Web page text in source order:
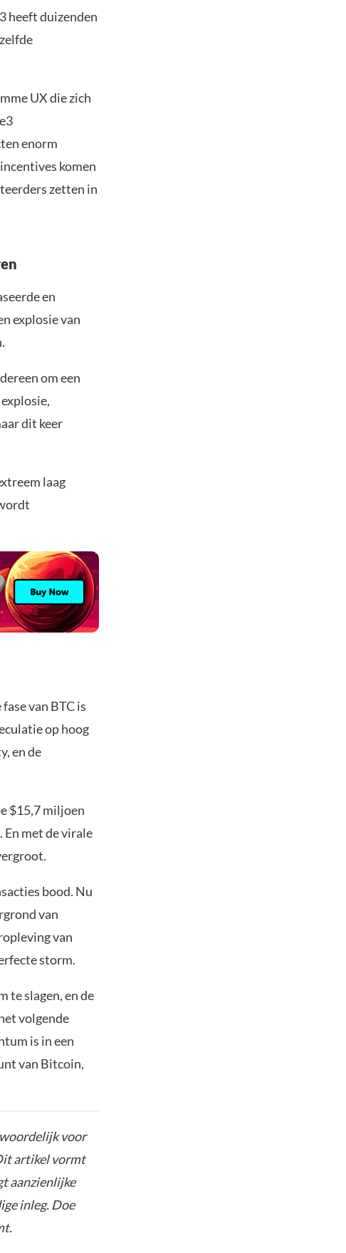
heeft duizenden
UX die zich
enorm
komen
zetten in
en
explosie van
om een
dit keer
laag
van BTC is
op hoog
en de
$15,7 miljoen
met de virale
bood. Nu
van
van
storm.
te slagen, en de
volgende
is in een
van Bitcoin,
voor
artikel vormt
aanzienlijke
inleg. Doe